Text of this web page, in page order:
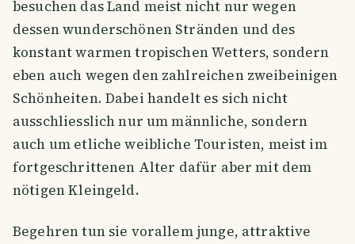
besuchen das Land meist nicht nur wegen
dessen wunderschönen Stränden und des
konstant warmen tropischen Wetters, sondern
eben auch wegen den zahlreichen zweibeinigen
Schönheiten. Dabei handelt es sich nicht
ausschliesslich nur um männliche, sondern
auch um etliche weibliche Touristen, meist im
fortgeschrittenen Alter dafür aber mit dem
nötigen Kleingeld.
Begehren tun sie vorallem junge, attraktive